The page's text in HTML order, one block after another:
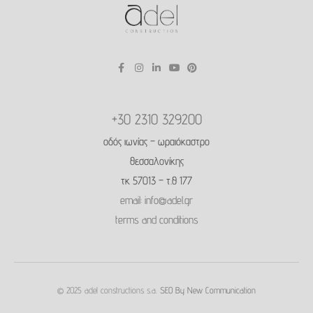
+30 2310 329200
οδός ιωνίας – ωραιόκαστρο
θεσσαλονίκης
τκ 57013 – τ.θ 177
email: info@adel.gr
terms and conditions
© 2025 adel constructions s.a. SEO By New Communication